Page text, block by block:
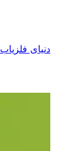
دنیای فلزیاب 09355709292